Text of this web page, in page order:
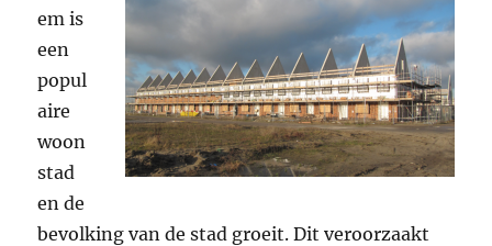
em is
een
popul
aire
woon
stad
en de
bevolking van de stad groeit. Dit veroorzaakt